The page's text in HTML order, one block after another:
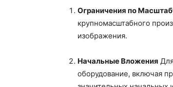
Ограничения по
крупномасштабного
изображения.
Начальные Вложения
оборудование, включая